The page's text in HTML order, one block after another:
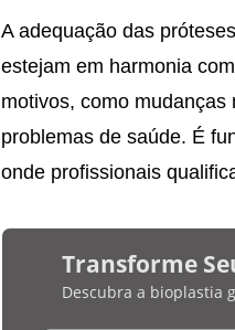
A adequação das
estejam em harmonia
motivos, como
problemas de saúde. É
onde profissionais
Transforme
Descubra a bioplastia